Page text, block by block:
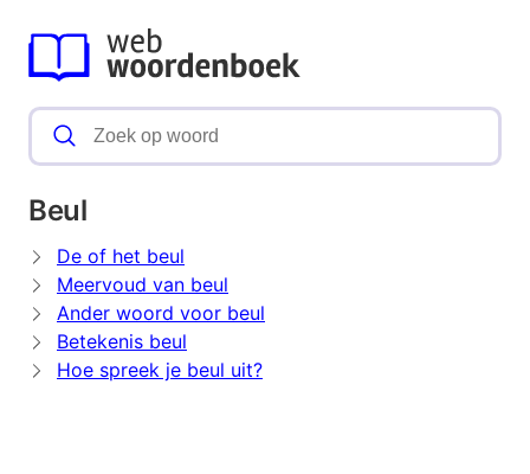
Beul
De of het beul
Meervoud van beul
Ander woord voor beul
Betekenis beul
Hoe spreek je beul uit?